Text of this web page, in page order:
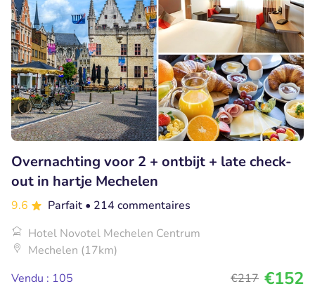
Overnachting voor 2 + ontbijt + late check-
out in hartje Mechelen
9.6 Parfait • 214 commentaires
Hotel Novotel Mechelen Centrum
Mechelen (17km)
Vendu : 105
€217 €152